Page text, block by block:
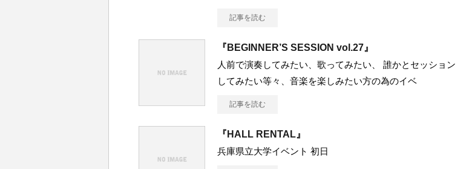
記事を読む
『BEGINNER’S SESSION vol.27』
人前で演奏してみたい、歌ってみたい、 誰かとセッション
してみたい等々、音楽を楽しみたい方の為のイベ
記事を読む
『HALL RENTAL』
兵庫県立大学イベント 初日